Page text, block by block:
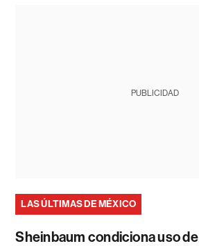
PUBLICIDAD
LAS ÚLTIMAS DE MÉXICO
Sheinbaum condiciona uso de